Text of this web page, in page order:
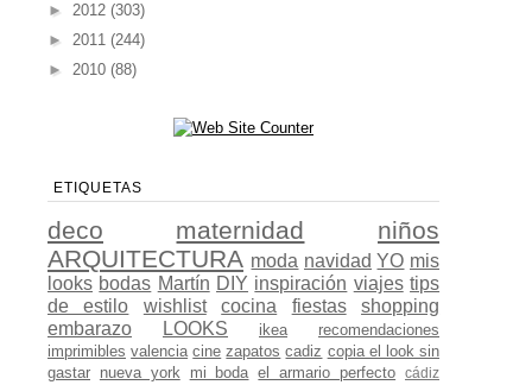
► 2012 (303)
► 2011 (244)
► 2010 (88)
ETIQUETAS
deco maternidad
niños
ARQUITECTURA moda navidad YO mis
looks bodas Martín DIY inspiración viajes tips
de estilo
wishlist cocina fiestas
shopping
embarazo
LOOKS ikea
recomendaciones
imprimibles valencia cine zapatos cadiz copia el look sin
gastar nueva york mi boda el armario perfecto
cádiz